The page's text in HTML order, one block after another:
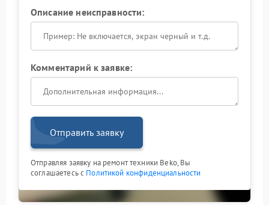
Описание неисправности:
Комментарий к заявке:
Отправить заявку
Отправляя заявку на ремонт техники Beko, Вы
соглашаетесь с Политикой конфиденциальности